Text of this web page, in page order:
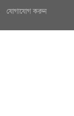
যোগাযোগ করুন